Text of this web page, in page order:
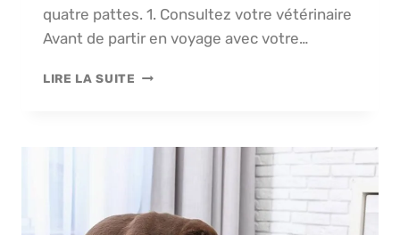
quatre pattes. 1. Consultez votre vétérinaire
Avant de partir en voyage avec votre…
LIRE LA SUITE
AVEC
VOTRE